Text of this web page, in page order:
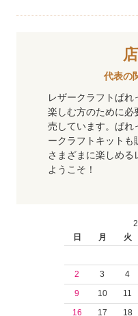
代表の
レザークラフトぱ
楽しむ方のために必
売しています。ぱれ
ークラフトキットも
さまざまに楽しめる
ようこそ！
日
月 火
2
3 4
9
10 11
16
17 18